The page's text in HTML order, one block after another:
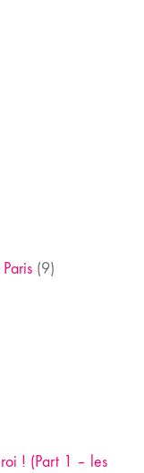
(9)
roi ! (Part 1 – les